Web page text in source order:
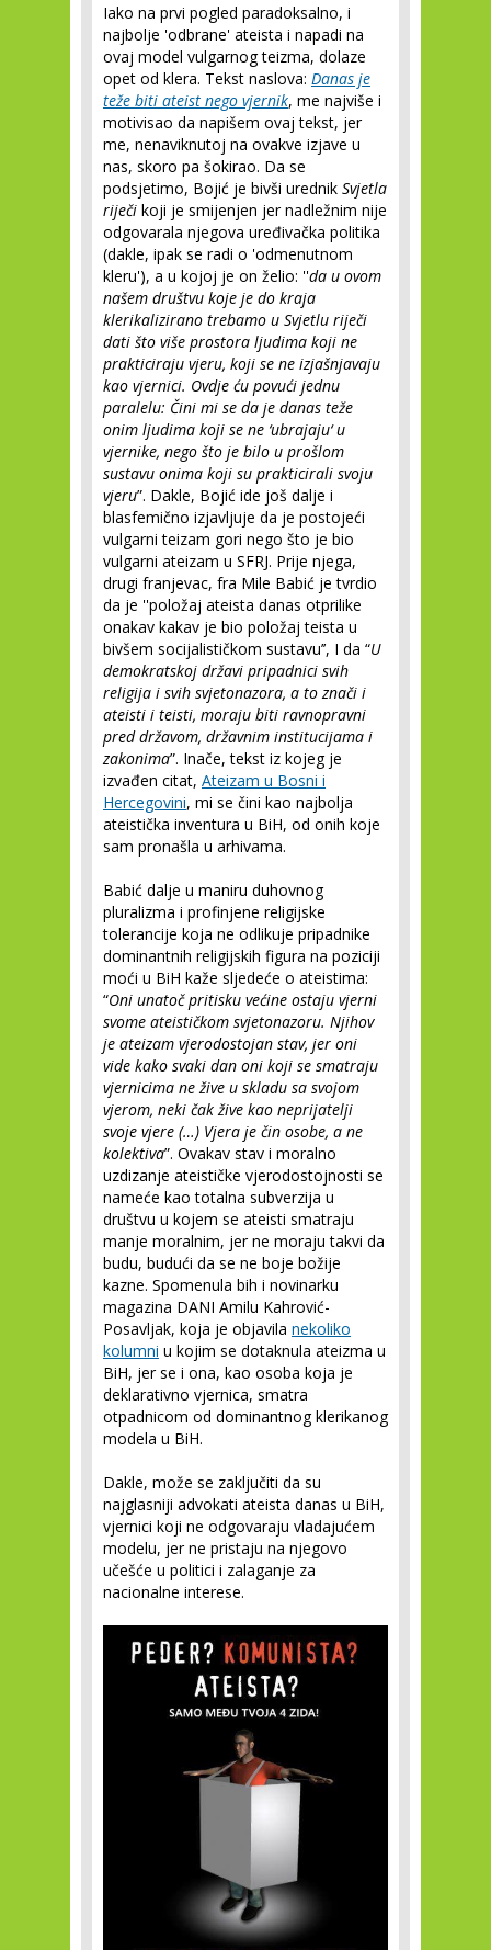
Iako na prvi pogled paradoksalno, i
najbolje 'odbrane' ateista i napadi na
ovaj model vulgarnog teizma, dolaze
opet od klera. Tekst naslova: Danas je
teže biti ateist nego vjernik, me najviše i
motivisao da napišem ovaj tekst, jer
me, nenaviknutoj na ovakve izjave u
nas, skoro pa šokirao. Da se
podsjetimo, Bojić je bivši urednik Svjetla
riječi koji je smijenjen jer nadležnim nije
odgovarala njegova uređivačka politika
(dakle, ipak se radi o 'odmenutnom
kleru'), a u kojoj je on želio: ''da u ovom
našem društvu koje je do kraja
klerikalizirano trebamo u Svjetlu riječi
dati što više prostora ljudima koji ne
prakticiraju vjeru, koji se ne izjašnjavaju
kao vjernici. Ovdje ću povući jednu
paralelu: Čini mi se da je danas teže
onim ljudima koji se ne ‘ubrajaju‘ u
vjernike, nego što je bilo u prošlom
sustavu onima koji su prakticirali svoju
vjeru”. Dakle, Bojić ide još dalje i
blasfemično izjavljuje da je postojeći
vulgarni teizam gori nego što je bio
vulgarni ateizam u SFRJ. Prije njega,
drugi franjevac, fra Mile Babić je tvrdio
da je ''položaj ateista danas otprilike
onakav kakav je bio položaj teista u
bivšem socijalističkom sustavu’’, I da “U
demokratskoj državi pripadnici svih
religija i svih svjetonazora, a to znači i
ateisti i teisti, moraju biti ravnopravni
pred državom, državnim institucijama i
zakonima”. Inače, tekst iz kojeg je
izvađen citat, Ateizam u Bosni i
Hercegovini, mi se čini kao najbolja
ateistička inventura u BiH, od onih koje
sam pronašla u arhivama.
Babić dalje u maniru duhovnog
pluralizma i profinjene religijske
tolerancije koja ne odlikuje pripadnike
dominantnih religijskih figura na poziciji
moći u BiH kaže sljedeće o ateistima:
“Oni unatoč pritisku većine ostaju vjerni
svome ateističkom svjetonazoru. Njihov
je ateizam vjerodostojan stav, jer oni
vide kako svaki dan oni koji se smatraju
vjernicima ne žive u skladu sa svojom
vjerom, neki čak žive kao neprijatelji
svoje vjere (…) Vjera je čin osobe, a ne
kolektiva”. Ovakav stav i moralno
uzdizanje ateističke vjerodostojnosti se
nameće kao totalna subverzija u
društvu u kojem se ateisti smatraju
manje moralnim, jer ne moraju takvi da
budu, budući da se ne boje božije
kazne. Spomenula bih i novinarku
magazina DANI Amilu Kahrović-
Posavljak, koja je objavila nekoliko
kolumni u kojim se dotaknula ateizma u
BiH, jer se i ona, kao osoba koja je
deklarativno vjernica, smatra
otpadnicom od dominantnog klerikanog
modela u BiH.
Dakle, može se zaključiti da su
najglasniji advokati ateista danas u BiH,
vjernici koji ne odgovaraju vladajućem
modelu, jer ne pristaju na njegovo
učešće u politici i zalaganje za
nacionalne interese.